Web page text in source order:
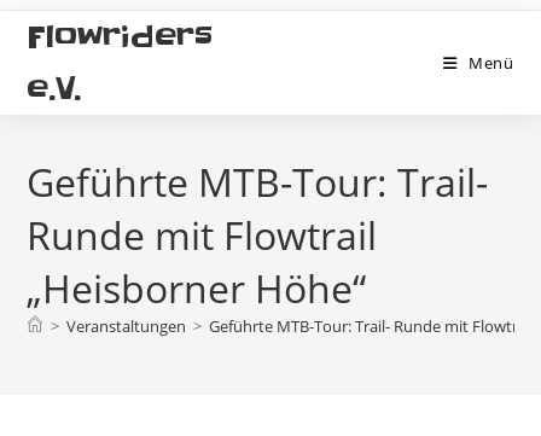
Zum
Inhalt
springen
Flowriders
e.V.
Menü
Geführte MTB-Tour: Trail-
Runde mit Flowtrail
„Heisborner Höhe“
> Veranstaltungen > Geführte MTB-Tour: Trail- Runde mit Flowtrail